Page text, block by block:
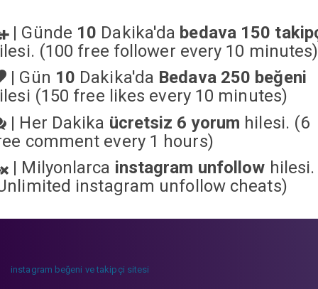
| Günde 10 Dakika'da bedava 150
(100 free follower every 10 minutes)
| Gün 10 Dakika'da Bedava 250 beğeni
(150 free likes every 10 minutes)
| Her Dakika ücretsiz 6 yorum hilesi. (6
comment every 1 hours)
| Milyonlarca instagram unfollow hilesi.
instagram unfollow cheats)
instagram beğeni ve takipçi sitesi